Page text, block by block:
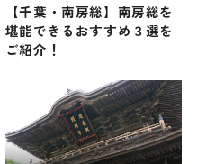
【千葉・南房総】南房総を
堪能できるおすすめ３選を
ご紹介！